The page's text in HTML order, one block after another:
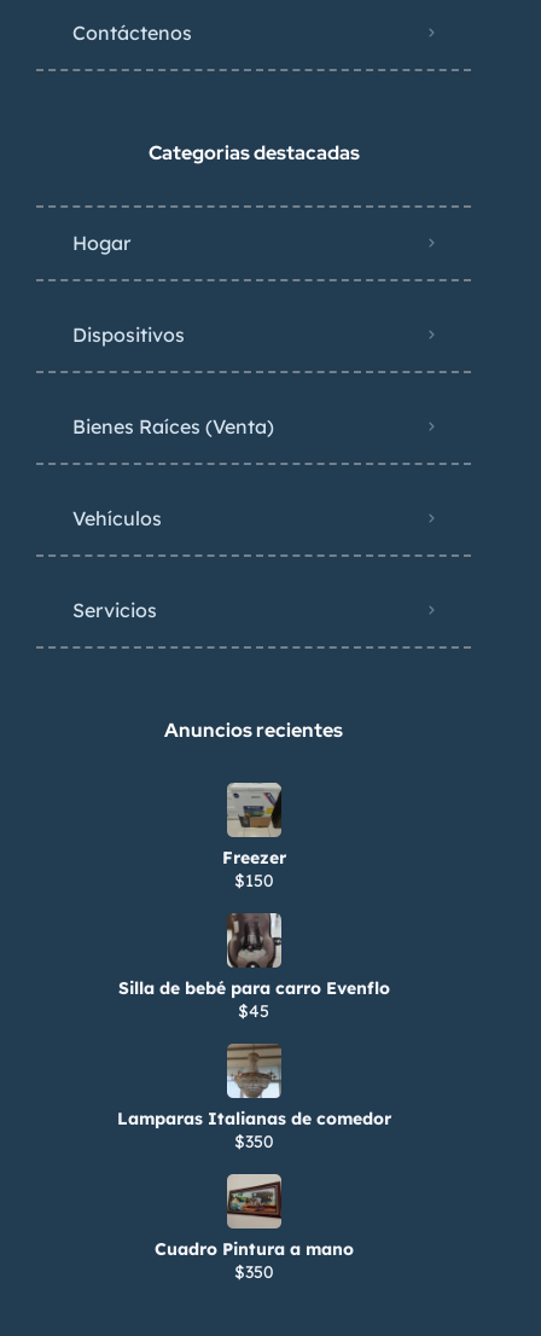
Contáctenos
Categorias destacadas
Hogar
Dispositivos
Bienes Raíces (Venta)
Vehículos
Servicios
Anuncios recientes
Freezer
$150
Silla de bebé para carro Evenflo
$45
Lamparas Italianas de comedor
$350
Cuadro Pintura a mano
$350